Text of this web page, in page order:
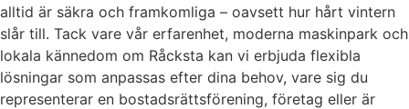
alltid är säkra och framkomliga – oavsett hur hårt vintern
slår till. Tack vare vår erfarenhet, moderna maskinpark och
lokala kännedom om Råcksta kan vi erbjuda flexibla
lösningar som anpassas efter dina behov, vare sig du
representerar en bostadsrättsförening, företag eller är